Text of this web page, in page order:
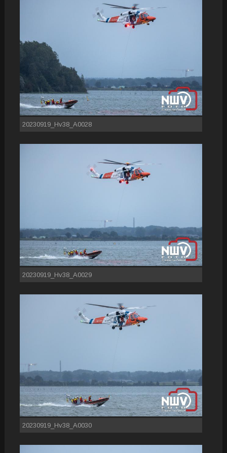
20230919_Hv38_A0028
20230919_Hv38_A0029
20230919_Hv38_A0030